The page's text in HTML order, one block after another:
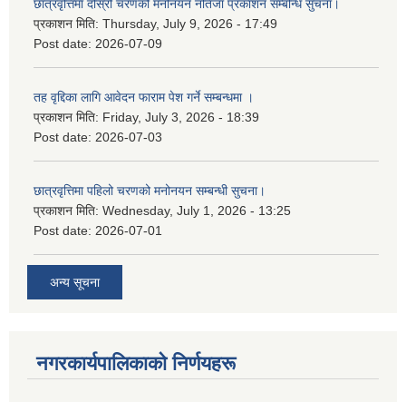
छात्रवृत्तिमा दोस्रो चरणको मनोनयन नतिजा प्रकाशन सम्बन्धि सुचना।
प्रकाशन मिति: Thursday, July 9, 2026 - 17:49
Post date: 2026-07-09
तह वृद्दिका लागि आवेदन फाराम पेश गर्ने सम्बन्धमा ।
प्रकाशन मिति: Friday, July 3, 2026 - 18:39
Post date: 2026-07-03
छात्रवृत्तिमा पहिलो चरणको मनोनयन सम्बन्धी सुचना।
प्रकाशन मिति: Wednesday, July 1, 2026 - 13:25
Post date: 2026-07-01
अन्य सूचना
नगरकार्यपालिकाकाे निर्णयहरू